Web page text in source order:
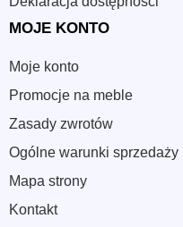
MOJE KONTO
Moje konto
Promocje na meble
Zasady zwrotów
Ogólne warunki sprzedaży
Mapa strony
Kontakt